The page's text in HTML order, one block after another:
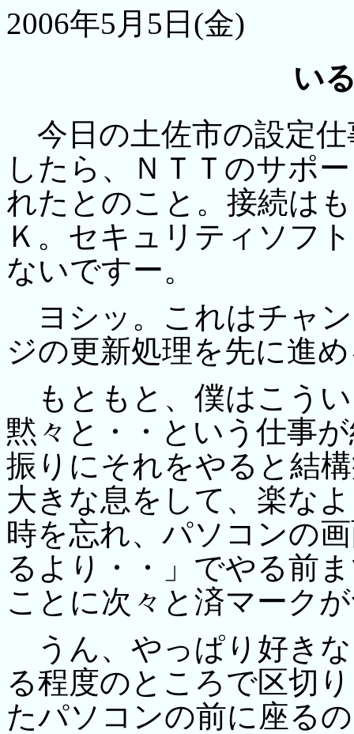
2006年5月5日(金)
い
今日の土佐市の設定
したら、ＮＴＴのサポ
れたとのこと。接続は
Ｋ。セキュリティソフ
ないですー。
ヨシッ。これはチャ
ジの更新処理を先に進
もともと、僕はこう
黙々と・・という仕事
振りにそれをやると結
大きな息をして、楽な
時を忘れ、パソコンの
るより・・」でやる前
ことに次々と済マーク
うん、やっぱり好き
る程度のところで区切
たパソコンの前に座る